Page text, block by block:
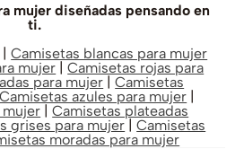
mujer diseñadas pensando en
ti.
|Camisetas blancas para mujer
mujer |Camisetas rojas para
para mujer |Camisetas
Camisetas azules para mujer |
mujer |Camisetas plateadas
grises para mujer|Camisetas
moradas para mujer